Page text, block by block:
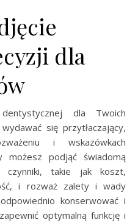
dla
dla Twoich
się przytłaczający,
i wskazówkach
możesz podjąć świadomą
czynniki, takie jak koszt,
i rozważ zalety i wady
konserwować i
optymalną funkcję i